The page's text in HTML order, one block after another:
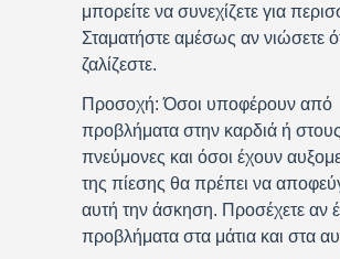
μπορείτε να συνεχίζετε για
Σταματήστε αμέσως αν νιώσετε
ζαλίζεστε.
Προσοχή: Όσοι υποφέρουν από
προβλήματα στην καρδιά ή στους
πνεύμονες και όσοι έχουν
της πίεσης θα πρέπει να
αυτή την άσκηση. Προσέχετε αν
προβλήματα στα μάτια και στα